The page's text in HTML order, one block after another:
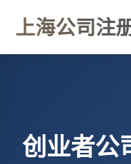
上海公司注
创业者公